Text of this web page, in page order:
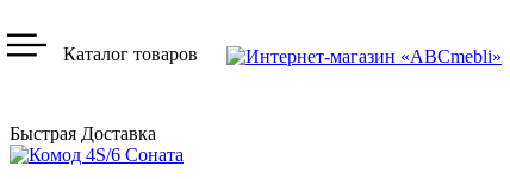
Быстрая Доставка
Каталог товаров